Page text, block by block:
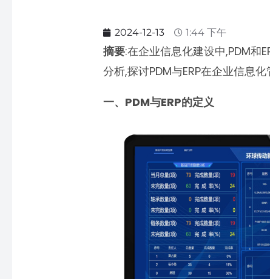
2024-12-13 1:44 下午
摘要:在企业信息化建设中,PDM和
分析,探讨PDM与ERP在企业信息
一、PDM与ERP的定义